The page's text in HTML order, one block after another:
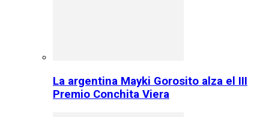
La argentina Mayki Gorosito alza el III
Premio Conchita Viera